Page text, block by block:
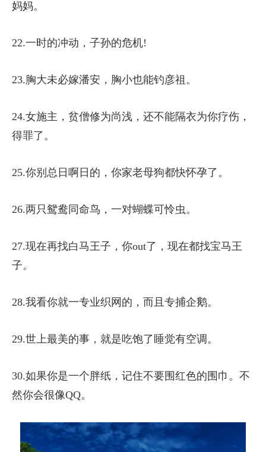
妈妈。
22.一时的冲动，子孙的危机!
23.胸大未必嫁潘安，胸小也能钓彦祖。
24.女施主，贫僧修为尚浅，还不能隔衣为你疗伤，
得罪了。
25.你别总日啊日的，你家老母狗都快怀孕了。
26.两只鸳鸯同命鸟，一对蝴蝶可怜虫。
27.现在再找白马王子，你out了，现在都找宝马王
子。
28.我看你就一专业织网的，而且专捕企鹅。
29.世上最美的事，就是吃饱了睡觉有空调。
30.如果你是一个胖纸，记住不要围红色的围巾。不
然你会很像QQ。